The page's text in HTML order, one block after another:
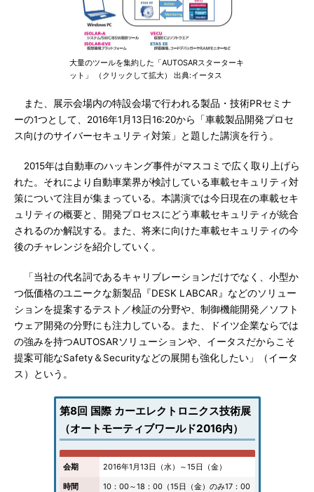
大量のツールを集約した「AUTOSARスターターキ
ット」 （クリックして拡大） 出典:イータス
また、展示会場内の特設会場で行われる製品・技術PRセミナ
ーの1つとして、2016年1月13日16:20から「車載製品開発プロセ
ス向けのサイバーセキュリティ対策」と題した講演を行う。
2015年は自動車のハッキング事件がマスコミで広く取り上げら
れた。それにより自動車業界が検討している車載セキュリティ対
策について注目が集まっている。本講演では今日現在の車載セキ
ュリティの概要と、開発プロセスにどう車載セキュリティが統合
されるのか解説する。また、将来に向けた車載セキュリティの今
後のチャレンジを紹介していく。
「当社の代名詞であるキャリブレーションだけでなく、小型か
つ低価格のユニークな新製品『DESK LABCAR』などのソリュー
ションを提案するテスト／検証の分野や、制御機能開発／ソフト
ウェア開発の分野にも注力している。また、ドイツ企業ならでは
の強みを持つAUTOSARソリューションや、イータスだからこそ
提案可能なSafety＆Securityなどの展開も強化したい」（イータ
ス）という。
第8回 国際 カーエレクトロニクス技術展
（オートモーティブワールド2016内）
会期
2016年1月13日（水）～15日（金）
時間
10：00～18：00（15日（金）のみ17：00